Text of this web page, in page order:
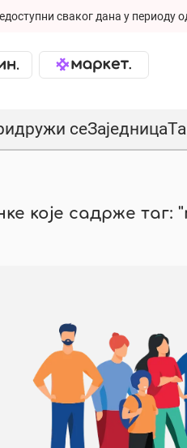
сваког дана у периоду
сеЗаједница
које садрже таг: